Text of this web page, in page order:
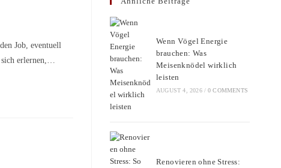
Job, eventuell
sich erlernen,…
Wenn Vögel Energie
brauchen: Was
Meisenknödel wirklich
leisten
AUGUST 4, 2026 / 0 COMMENTS
Renovieren ohne Stress: